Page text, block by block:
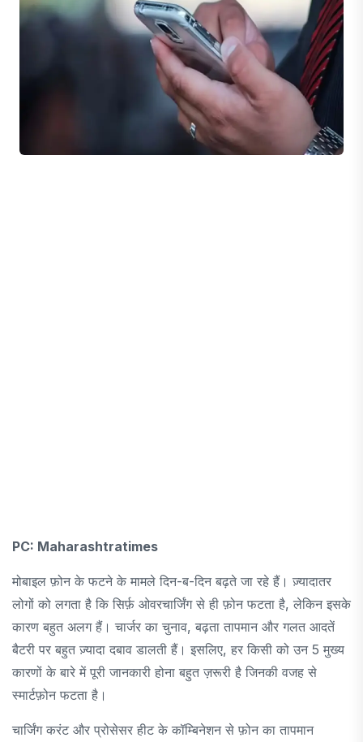
PC: Maharashtratimes
मोबाइल फ़ोन के फटने के मामले दिन-ब-दिन बढ़ते जा रहे हैं। ज़्यादातर
लोगों को लगता है कि सिर्फ़ ओवरचार्जिंग से ही फ़ोन फटता है, लेकिन इसके
कारण बहुत अलग हैं। चार्जर का चुनाव, बढ़ता तापमान और गलत आदतें
बैटरी पर बहुत ज़्यादा दबाव डालती हैं। इसलिए, हर किसी को उन 5 मुख्य
कारणों के बारे में पूरी जानकारी होना बहुत ज़रूरी है जिनकी वजह से
स्मार्टफ़ोन फटता है।
चार्जिंग करंट और प्रोसेसर हीट के कॉम्बिनेशन से फ़ोन का तापमान